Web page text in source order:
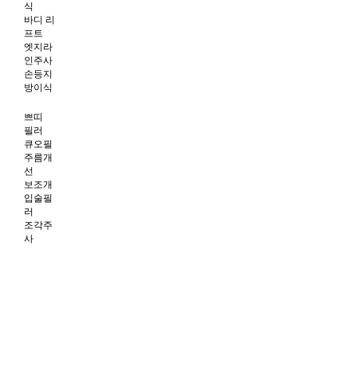
식
바디 리
프트
엣지라
인주사
손등지
방이식
쁘띠
필러
큐오필
주름개
선
보조개
입술필
러
조각주
사